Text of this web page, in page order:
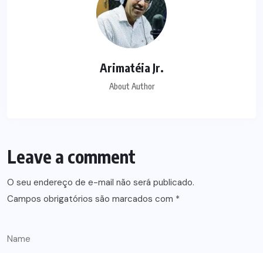
Arimatéia Jr.
About Author
Leave a comment
O seu endereço de e-mail não será publicado.
Campos obrigatórios são marcados com *